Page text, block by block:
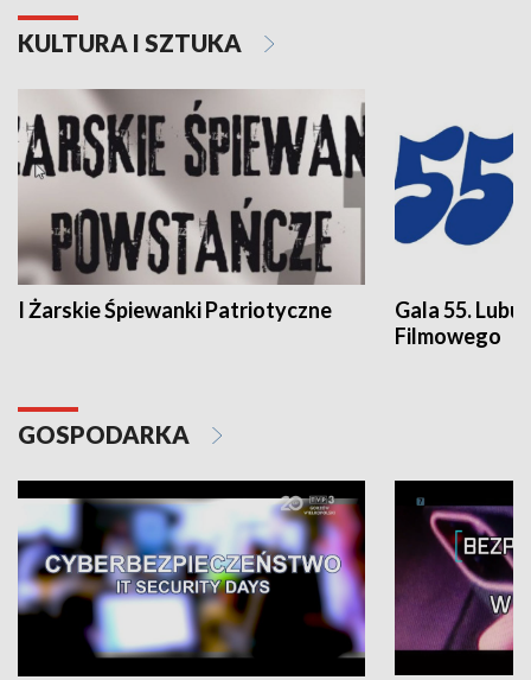
KULTURA I SZTUKA
I Żarskie Śpiewanki Patriotyczne
Gala 55.
Filmowego
GOSPODARKA